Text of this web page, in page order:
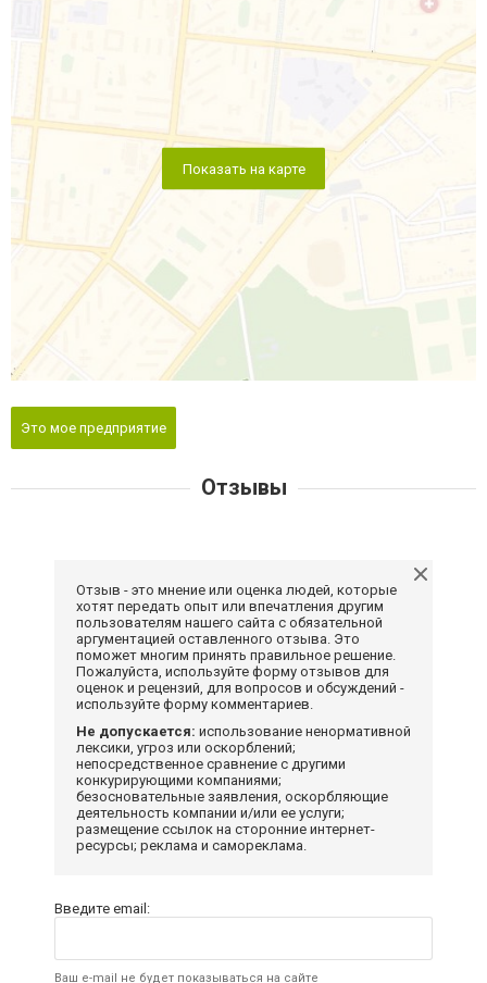
Показать на карте
Это мое предприятие
Отзывы
Отзыв - это мнение или оценка людей, которые
хотят передать опыт или впечатления другим
пользователям нашего сайта с обязательной
аргументацией оставленного отзыва. Это
поможет многим принять правильное решение.
Пожалуйста, используйте форму отзывов для
оценок и рецензий, для вопросов и обсуждений -
используйте форму комментариев.
Не допускается: использование ненормативной
лексики, угроз или оскорблений;
непосредственное сравнение с другими
конкурирующими компаниями;
безосновательные заявления, оскорбляющие
деятельность компании и/или ее услуги;
размещение ссылок на сторонние интернет-
ресурсы; реклама и самореклама.
Введите email:
Ваш e-mail не будет показываться на сайте